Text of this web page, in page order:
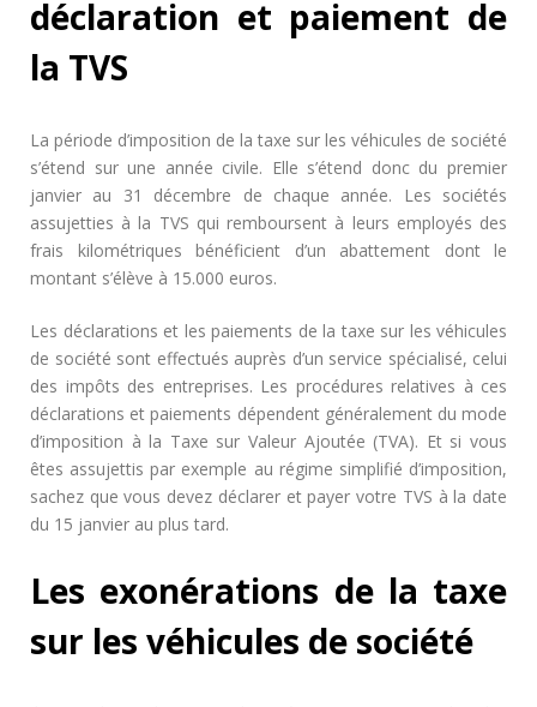
déclaration et paiement de
la TVS
La période d’imposition de la taxe sur les véhicules de société
s’étend sur une année civile. Elle s’étend donc du premier
janvier au 31 décembre de chaque année. Les sociétés
assujetties à la TVS qui remboursent à leurs employés des
frais kilométriques bénéficient d’un abattement dont le
montant s’élève à 15.000 euros.
Les déclarations et les paiements de la taxe sur les véhicules
de société sont effectués auprès d’un service spécialisé, celui
des impôts des entreprises. Les procédures relatives à ces
déclarations et paiements dépendent généralement du mode
d’imposition à la Taxe sur Valeur Ajoutée (TVA). Et si vous
êtes assujettis par exemple au régime simplifié d’imposition,
sachez que vous devez déclarer et payer votre TVS à la date
du 15 janvier au plus tard.
Les exonérations de la taxe
sur les véhicules de société